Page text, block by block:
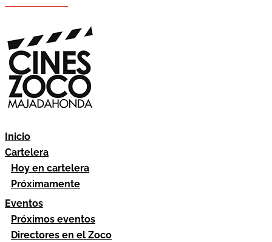
Inicio
Cartelera
Hoy en cartelera
Próximamente
Eventos
Próximos eventos
Directores en el Zoco